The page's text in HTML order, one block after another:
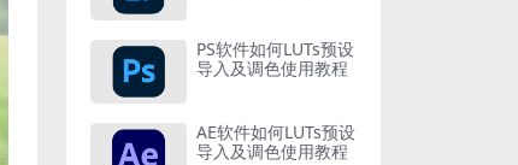
PS软件如何LUTs预设
导入及调色使用教程
AE软件如何LUTs预设
导入及调色使用教程